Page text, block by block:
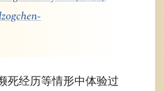
死经历等情形中体验过